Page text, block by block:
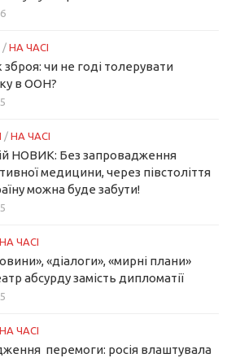
/ НА ЧАСІ
чи не годі толерувати
в ООН?
/ НА ЧАСІ
НОВИК: Без запровадження
медицини, через півстоліття
можна буде забути!
НА ЧАСІ
«діалоги», «мирні плани»
абсурду замість дипломатії
НА ЧАСІ
перемоги: росія влаштувала